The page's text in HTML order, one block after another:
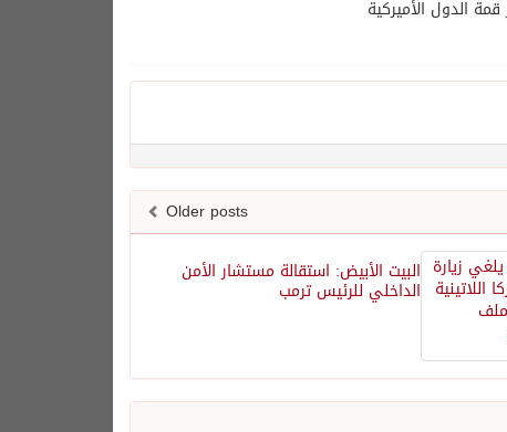
الدول الأميركية
Older posts
البيت الأبيض: استقالة مستشار الأمن
الداخلي للرئيس ترمب